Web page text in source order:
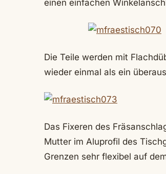
einen einfachen
Die Teile werden mit
wieder einmal als ein
Das Fixeren des
Mutter im Aluprofil des
Grenzen sehr flexibel auf